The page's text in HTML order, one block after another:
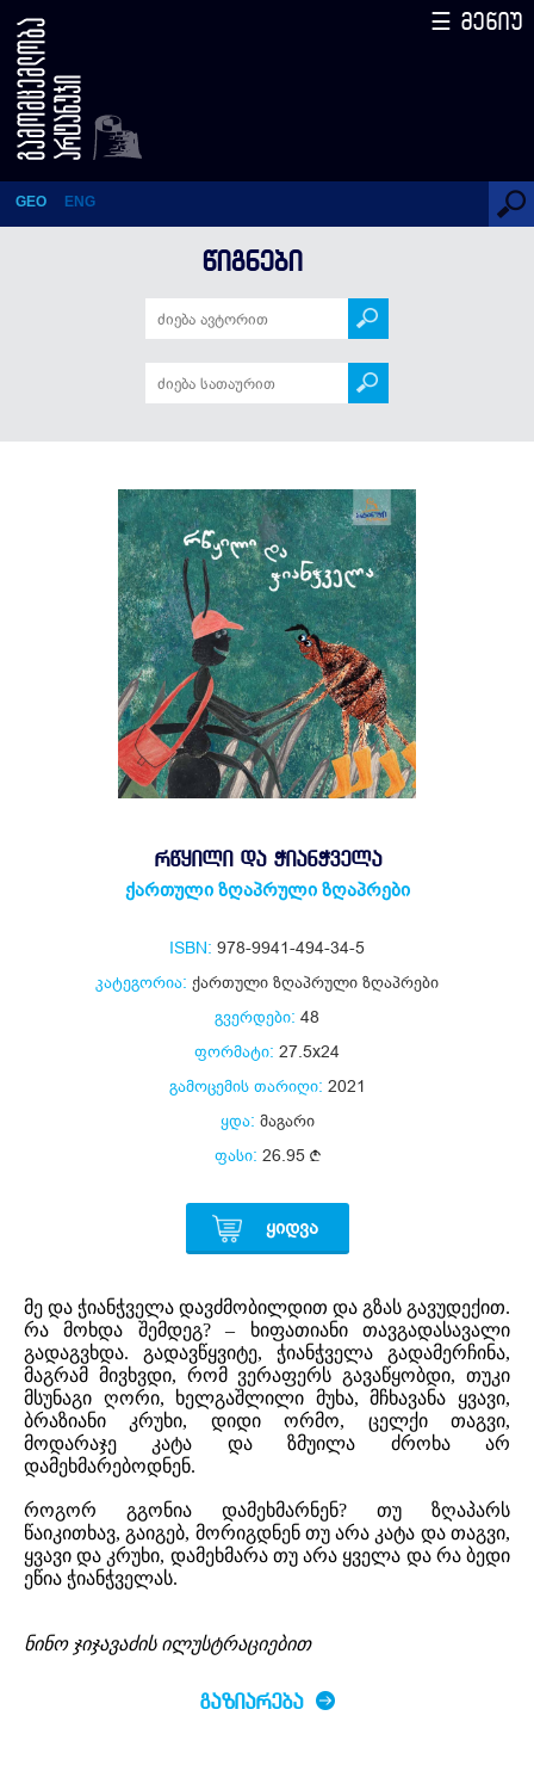
რწყილი და ჭიანჭველა
GEO ENG
☰ მენიუ
ᲬᲘᲒᲜᲔᲑᲘ
ᲠᲬᲧᲘᲚᲘ ᲓᲐ ᲭᲘᲐᲜᲭᲕᲔᲚᲐ
ქართული ზღაპრული ზღაპრები
ISBN: 978-9941-494-34-5
კატეგორია: ქართული ზღაპრული ზღაპრები
გვერდები: 48
ფორმატი: 27.5x24
გამოცემის თარიღი: 2021
ყდა: მაგარი
ფასი: 26.95
ᲧᲘᲓᲕᲐ
მე და ჭიანჭველა დავძმობილდით და გზას გავუდექით.
რა მოხდა შემდეგ? – ხიფათიანი თავგადასავალი
გადაგვხდა. გადავწყვიტე, ჭიანჭველა გადამერჩინა,
მაგრამ მივხვდი, რომ ვერაფერს გავაწყობდი, თუკი
მსუნაგი ღორი, ხელგაშლილი მუხა, მჩხავანა ყვავი,
ბრაზიანი კრუხი, დიდი ორმო, ცელქი თაგვი,
მოდარაჯე კატა და ზმუილა ძროხა არ
დამეხმარებოდნენ.
როგორ გგონია დამეხმარნენ? თუ ზღაპარს
წაიკითხავ, გაიგებ, მორიგდნენ თუ არა კატა და თაგვი,
ყვავი და კრუხი, დამეხმარა თუ არა ყველა და რა ბედი
ეწია ჭიანჭველას.
ნინო ჯიჯავაძის ილუსტრაციებით
ᲒᲐᲖᲘᲐᲠᲔᲑᲐ